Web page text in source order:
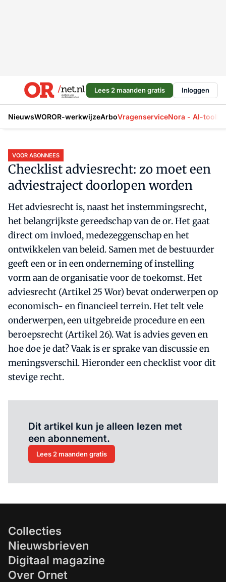
Lees 2 maanden gratis Inloggen
NieuwsWOROR-werkwijzeArboVragenserviceNora - AI-tool
VOOR ABONNEES
Checklist adviesrecht: zo moet een
adviestraject doorlopen worden
Het adviesrecht is, naast het instemmingsrecht,
het belangrijkste gereedschap van de or. Het gaat
direct om invloed, medezeggenschap en het
ontwikkelen van beleid. Samen met de bestuurder
geeft een or in een onderneming of instelling
vorm aan de organisatie voor de toekomst. Het
adviesrecht (Artikel 25 Wor) bevat onderwerpen op
economisch- en financieel terrein. Het telt vele
onderwerpen, een uitgebreide procedure en een
beroepsrecht (Artikel 26). Wat is advies geven en
hoe doe je dat? Vaak is er sprake van discussie en
meningsverschil. Hieronder een checklist voor dit
stevige recht.
Dit artikel kun je alleen lezen met
een abonnement.
Lees 2 maanden gratis
Collecties
Nieuwsbrieven
Digitaal magazine
Over Ornet